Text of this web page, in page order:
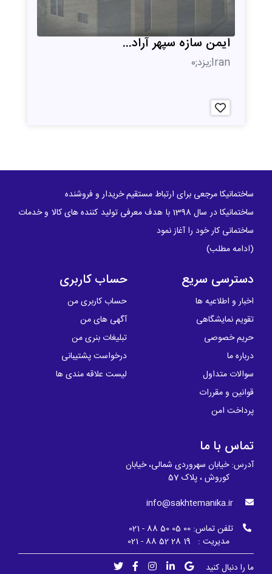
ایمن سازه سپهر آراد...
Iran;یزد;0
ساختمانیکا مرجعی برای ارتباط مستقیم خریدار و فروشنده
ساختمانیکا در سال 1398 با هدف معرفی تولید کننده های کالا و خدمات
ساختمانی کار خود را آغاز نمود
(ادامه مطلب)
دسترسی سریع
اخبار و اطلاعیه ها
تقویم نمایشگاهی
حریم خصوصی
درباره ما
سوالات متداول
قوانین و مقررات
پرداخت امن
حساب کاربری
حساب کاربری من
آگهی های من
تبلیغات بنری من
درخواست پشتیبانی
لیست علاقه مندی ها
تماس با ما
آدرس: خیابان سهروردی شمالی، خیابان
کوروش ، پلاک 57
info@sakhtemanika.ir
تلفن تماس: 00 05 50 88 - 021
مدیریت : 19 28 52 88 - 021
ما را دنبال کنید